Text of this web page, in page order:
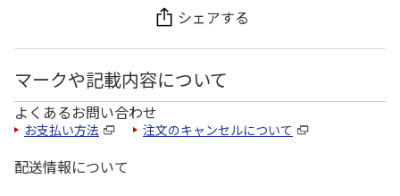
シェアする
マークや記載内容について
よくあるお問い合わせ
お支払い方法 注文のキャンセルについて
配送情報について